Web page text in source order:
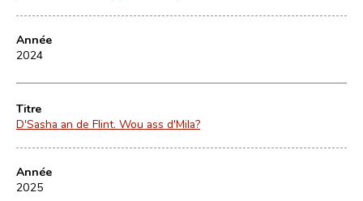
Année
2024
Titre
D'Sasha an de Flint. Wou ass d'Mila?
Année
2025